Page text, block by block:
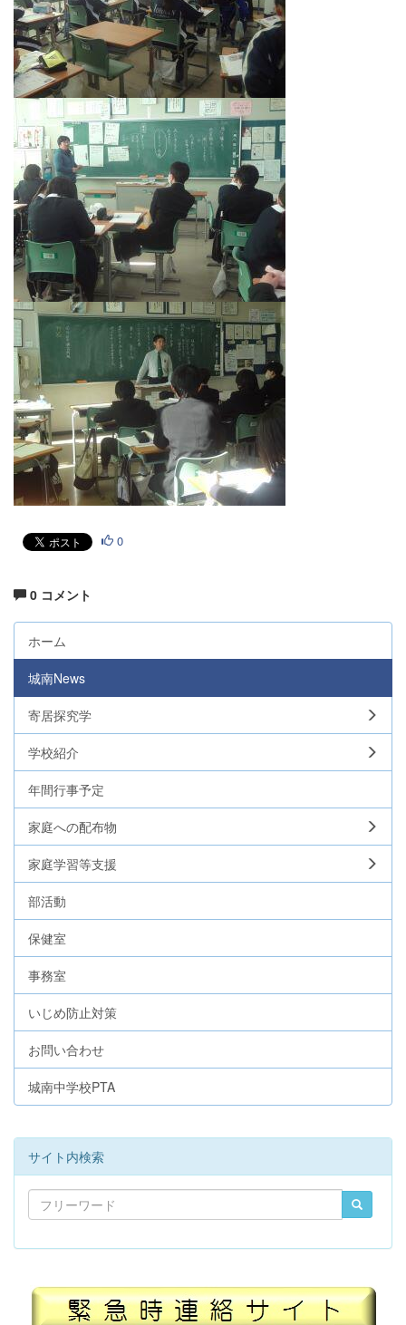
0
0 コメント
ホーム
城南News
寄居探究学
学校紹介
年間行事予定
家庭への配布物
家庭学習等支援
部活動
保健室
事務室
いじめ防止対策
お問い合わせ
城南中学校PTA
サイト内検索